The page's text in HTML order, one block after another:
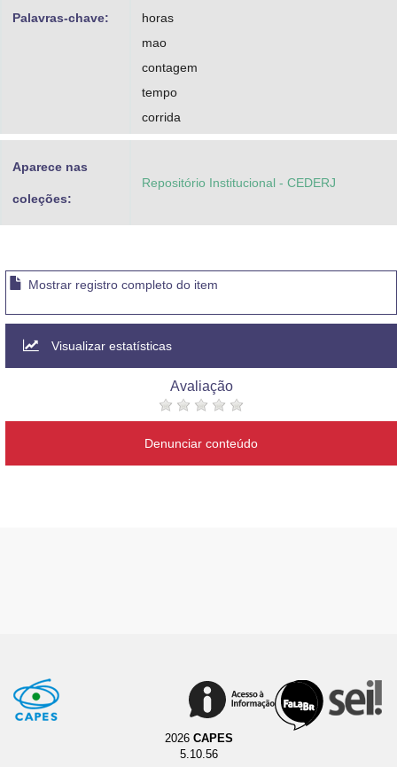
Palavras-chave:
horas
mao
contagem
tempo
corrida
Aparece nas
coleções:
Repositório Institucional - CEDERJ
Mostrar registro completo do item
Visualizar estatísticas
Avaliação
Denunciar conteúdo
2026 CAPES
5.10.56